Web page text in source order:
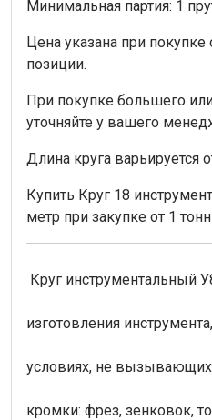
Минимальная партия: 1
Цена указана при
позиции.
При покупке большего
уточняйте у вашего
Длина круга варьируется
Купить Круг 18
метр при закупке от 1
Круг инструментальный
изготовления
условиях, не
кромки: фрез, зенковок,